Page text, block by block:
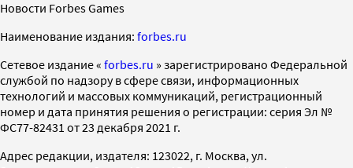
Новости Forbes Games
Наименование издания: forbes.ru
Cетевое издание « forbes.ru » зарегистрировано Федеральной
службой по надзору в сфере связи, информационных
технологий и массовых коммуникаций, регистрационный
номер и дата принятия решения о регистрации: серия Эл №
ФС77-82431 от 23 декабря 2021 г.
Адрес редакции, издателя: 123022, г. Москва, ул.